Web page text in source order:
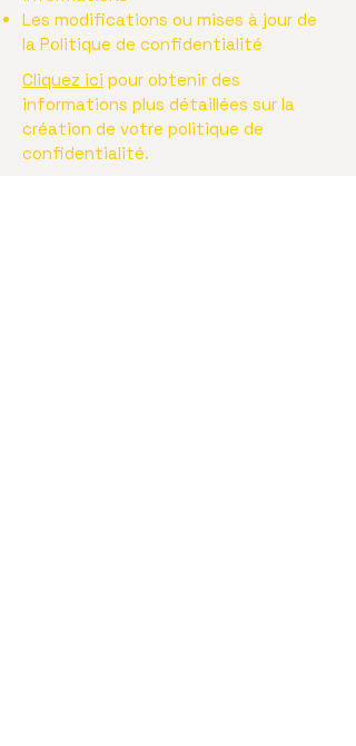
Les modifications ou mises à jour de
la Politique de confidentialité
Cliquez ici pour obtenir des
informations plus détaillées sur la
création de votre politique de
confidentialité.